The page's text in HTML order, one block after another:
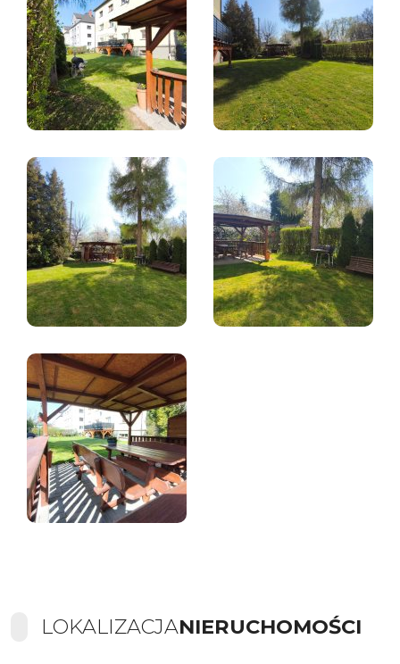
LOKALIZACJANIERUCHOMOŚCI